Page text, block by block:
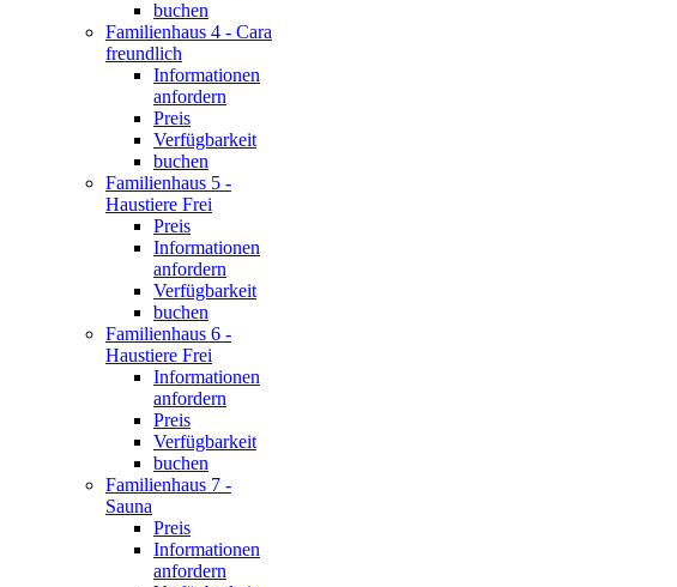
buchen
Familienhaus 4 - Cara
freundlich
Informationen
anfordern
Preis
Verfügbarkeit
buchen
Familienhaus 5 -
Haustiere Frei
Preis
Informationen
anfordern
Verfügbarkeit
buchen
Familienhaus 6 -
Haustiere Frei
Informationen
anfordern
Preis
Verfügbarkeit
buchen
Familienhaus 7 -
Sauna
Preis
Informationen
anfordern